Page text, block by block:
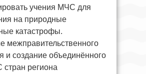
учения МЧС для
на природные
катастрофы.
межправительственного
и создание объединённого
региона